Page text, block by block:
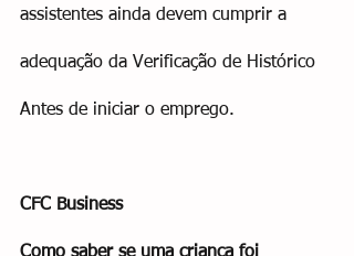
assistentes ainda devem cumprir a
adequação da Verificação de Histórico
Antes de iniciar o emprego.
CFC Business